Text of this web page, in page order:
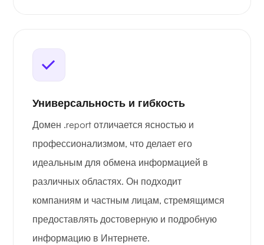
Универсальность и гибкость
Домен .report отличается ясностью и
профессионализмом, что делает его
идеальным для обмена информацией в
различных областях. Он подходит
компаниям и частным лицам, стремящимся
предоставлять достоверную и подробную
информацию в Интернете.